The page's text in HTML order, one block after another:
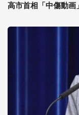
高市首相「中傷動画